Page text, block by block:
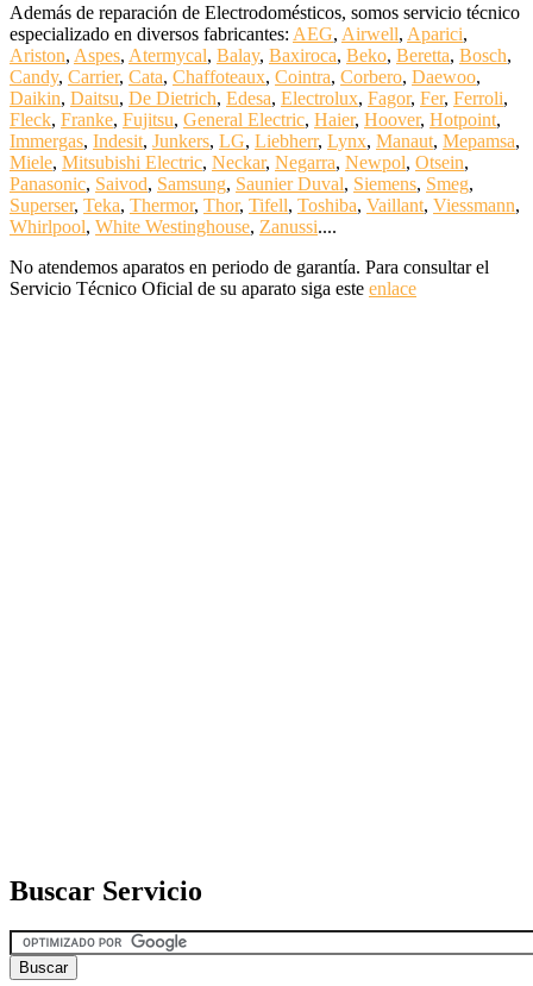
Además de reparación de Electrodomésticos, somos servicio técnico
especializado en diversos fabricantes: AEG, Airwell, Aparici,
Ariston, Aspes, Atermycal, Balay, Baxiroca, Beko, Beretta, Bosch,
Candy, Carrier, Cata, Chaffoteaux, Cointra, Corbero, Daewoo,
Daikin, Daitsu, De Dietrich, Edesa, Electrolux, Fagor, Fer, Ferroli,
Fleck, Franke, Fujitsu, General Electric, Haier, Hoover, Hotpoint,
Immergas, Indesit, Junkers, LG, Liebherr, Lynx, Manaut, Mepamsa,
Miele, Mitsubishi Electric, Neckar, Negarra, Newpol, Otsein,
Panasonic, Saivod, Samsung, Saunier Duval, Siemens, Smeg,
Superser, Teka, Thermor, Thor, Tifell, Toshiba, Vaillant, Viessmann,
Whirlpool, White Westinghouse, Zanussi....
No atendemos aparatos en periodo de garantía. Para consultar el
Servicio Técnico Oficial de su aparato siga este enlace
Buscar Servicio